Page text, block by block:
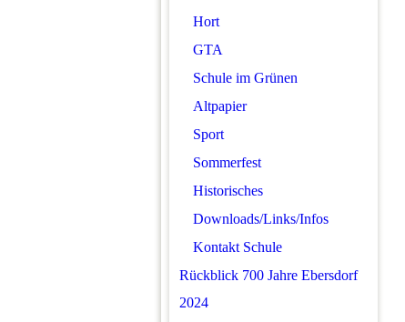
Hort
GTA
Schule im Grünen
Altpapier
Sport
Sommerfest
Historisches
Downloads/Links/Infos
Kontakt Schule
Rückblick 700 Jahre Ebersdorf
2024